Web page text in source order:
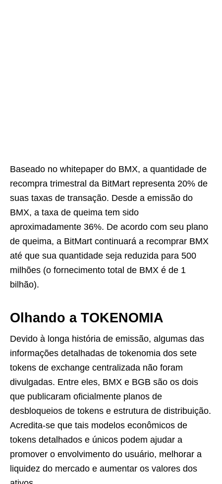
Baseado no whitepaper do BMX, a quantidade de
recompra trimestral da BitMart representa 20% de
suas taxas de transação. Desde a emissão do
BMX, a taxa de queima tem sido
aproximadamente 36%. De acordo com seu plano
de queima, a BitMart continuará a recomprar BMX
até que sua quantidade seja reduzida para 500
milhões (o fornecimento total de BMX é de 1
bilhão).
Olhando a TOKENOMIA
Devido à longa história de emissão, algumas das
informações detalhadas de tokenomia dos sete
tokens de exchange centralizada não foram
divulgadas. Entre eles, BMX e BGB são os dois
que publicaram oficialmente planos de
desbloqueios de tokens e estrutura de distribuição.
Acredita-se que tais modelos econômicos de
tokens detalhados e únicos podem ajudar a
promover o envolvimento do usuário, melhorar a
liquidez do mercado e aumentar os valores dos